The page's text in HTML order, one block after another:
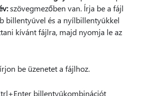
szövegmezőben van. Írja be a fájl
billentyűvel és a nyílbillentyűkkel
kívánt fájlra, majd nyomja le az
be üzenetet a fájlhoz.
billentyűkombinációt